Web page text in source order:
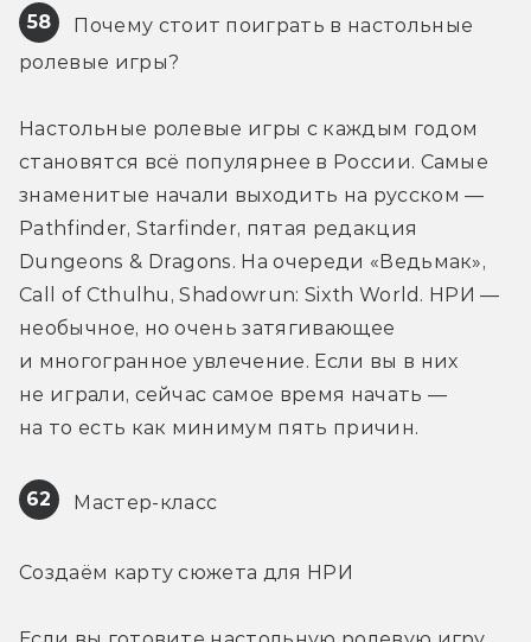
58
Почему стоит поиграть в настольные
ролевые игры?
Настольные ролевые игры с каждым годом
становятся всё популярнее в России. Самые
знаменитые начали выходить на русском —
Pathfinder, Starfinder, пятая редакция
Dungeons & Dragons. На очереди «Ведьмак»,
Call of Cthulhu, Shadowrun: Sixth World. НРИ —
необычное, но очень затягивающее
и многогранное увлечение. Если вы в них
не играли, сейчас самое время начать —
на то есть как минимум пять причин.
62 Мастер-класс
Создаём карту сюжета для НРИ